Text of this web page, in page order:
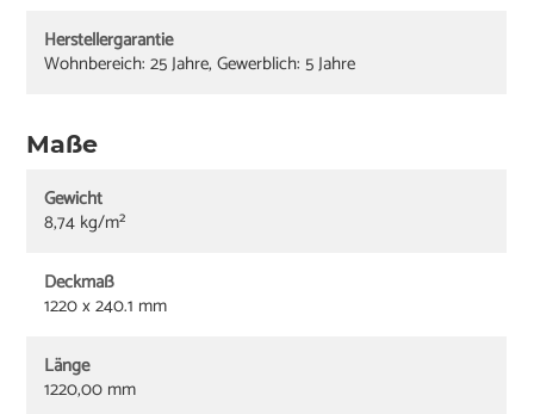
Herstellergarantie
Wohnbereich: 25 Jahre, Gewerblich: 5 Jahre
Maße
Gewicht
8,74 kg/m²
Deckmaß
1220 x 240.1 mm
Länge
1220,00 mm